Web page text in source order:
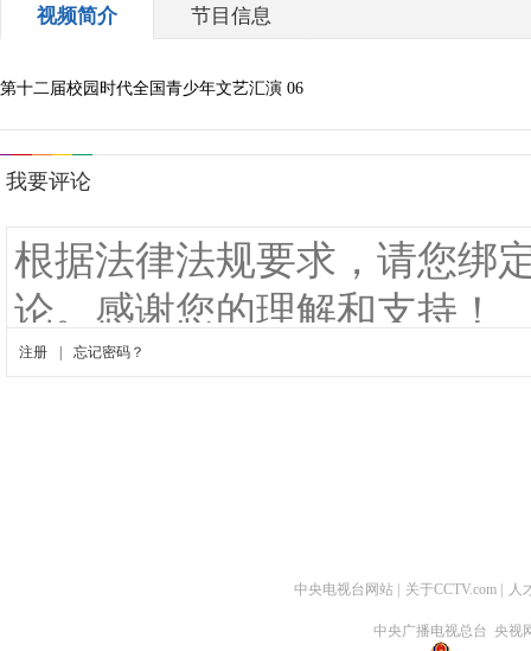
视频简介 节目信息
第十二届校园时代全国青少年文艺汇演 06
中央电视台网站 关于CCTV.com 人
中央广播电视总台 央视